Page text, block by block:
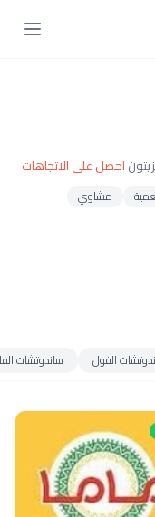
احصل على الاتجاهات
مشاوي
الفول ساندوتشات